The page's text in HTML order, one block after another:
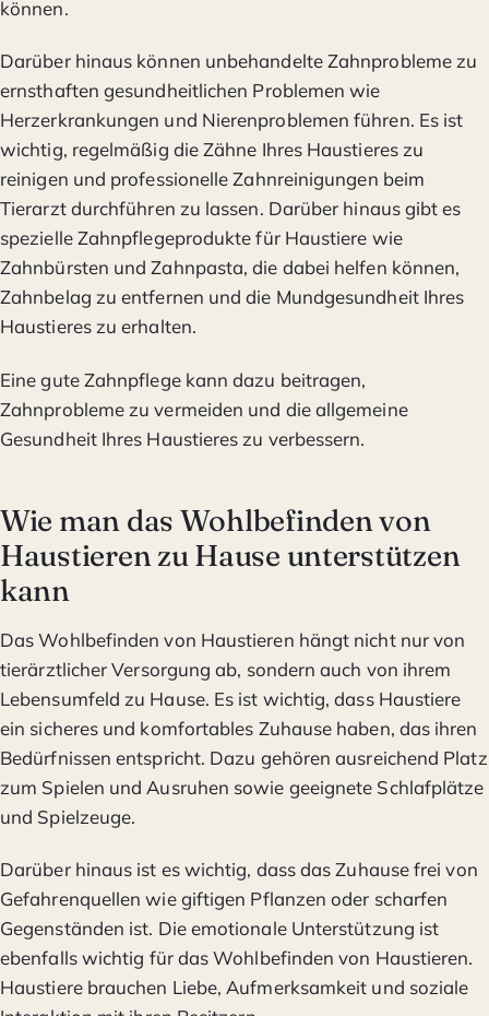
können.
Darüber hinaus können unbehandelte Zahnprobleme zu
ernsthaften gesundheitlichen Problemen wie
Herzerkrankungen und Nierenproblemen führen. Es ist
wichtig, regelmäßig die Zähne Ihres Haustieres zu
reinigen und professionelle Zahnreinigungen beim
Tierarzt durchführen zu lassen. Darüber hinaus gibt es
spezielle Zahnpflegeprodukte für Haustiere wie
Zahnbürsten und Zahnpasta, die dabei helfen können,
Zahnbelag zu entfernen und die Mundgesundheit Ihres
Haustieres zu erhalten.
Eine gute Zahnpflege kann dazu beitragen,
Zahnprobleme zu vermeiden und die allgemeine
Gesundheit Ihres Haustieres zu verbessern.
Wie man das Wohlbefinden von
Haustieren zu Hause unterstützen
kann
Das Wohlbefinden von Haustieren hängt nicht nur von
tierärztlicher Versorgung ab, sondern auch von ihrem
Lebensumfeld zu Hause. Es ist wichtig, dass Haustiere
ein sicheres und komfortables Zuhause haben, das ihren
Bedürfnissen entspricht. Dazu gehören ausreichend Platz
zum Spielen und Ausruhen sowie geeignete Schlafplätze
und Spielzeuge.
Darüber hinaus ist es wichtig, dass das Zuhause frei von
Gefahrenquellen wie giftigen Pflanzen oder scharfen
Gegenständen ist. Die emotionale Unterstützung ist
ebenfalls wichtig für das Wohlbefinden von Haustieren.
Haustiere brauchen Liebe, Aufmerksamkeit und soziale